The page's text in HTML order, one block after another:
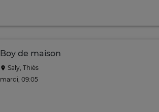
Boy de maison
Saly, Thiès
mardi, 09:05